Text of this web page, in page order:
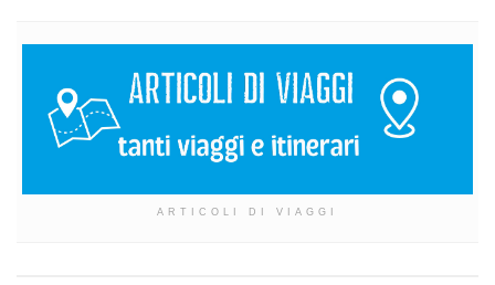
ARTICOLI DI VIAGGI